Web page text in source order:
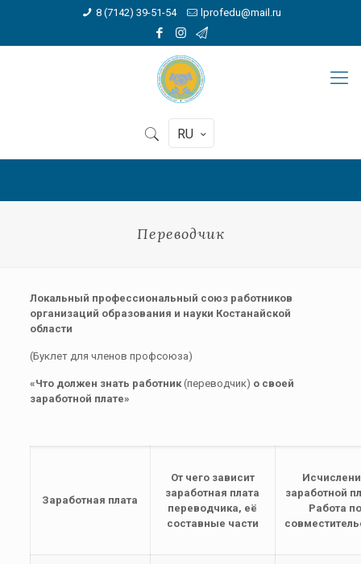
8 (7142) 39-51-54 lprofedu@mail.ru
RU
Переводчик
Локальный профессиональный союз работников
организаций образования и науки Костанайской
области
(Буклет для членов профсоюза)
«Что должен знать работник(переводчик) о своей
заработной плате»
Заработная плата
От чего зависит
заработная плата
переводчика, её
составные части
заработной
Работа по